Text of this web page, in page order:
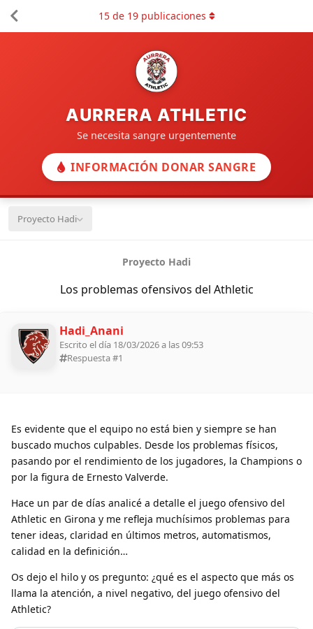
AURRERA ATHLETIC
Se necesita sangre urgentemente
INFORMACIÓN DONAR SANGRE
Proyecto Hadi
Proyecto Hadi
Los problemas ofensivos del Athletic
15de 19publicaciones
Hadi_Anani
Escrito el día 18/03/2026 a las 09:53
Respuesta #1
Es evidente que el equipo no está bien y siempre se han
buscado muchos culpables. Desde los problemas físicos,
pasando por el rendimiento de los jugadores, la Champions o
por la figura de Ernesto Valverde.
Hace un par de días analicé a detalle el juego ofensivo del
Athletic en Girona y me refleja muchísimos problemas para
tener ideas, claridad en últimos metros, automatismos,
calidad en la definición…
Os dejo el hilo y os pregunto: ¿qué es el aspecto que más os
llama la atención, a nivel negativo, del juego ofensivo del
Athletic?